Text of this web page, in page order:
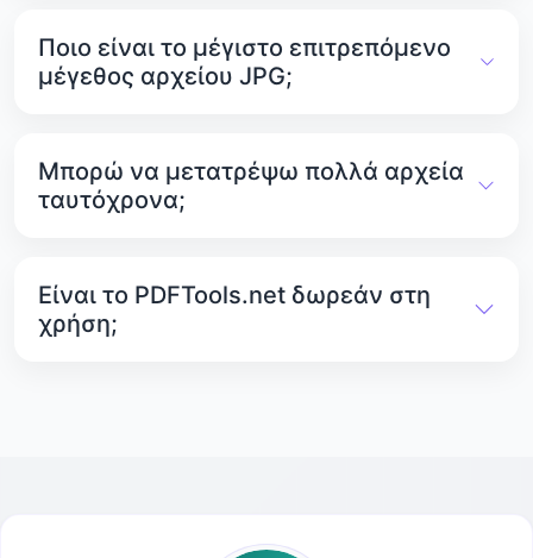
στους διακομιστές του PDFTools.net για 1 ώρα.
Μετά από αυτό, διαγράφονται αυτόματα για να
διατηρούνται τα δεδομένα σας απόρρητα.
Ποιο είναι το μέγιστο επιτρεπόμενο
μέγεθος αρχείου JPG;
MB. Αρχεία μεγαλύτερα από αυτό δεν μπορούν
να ανεβαστούν ή να μετατραπούν.
Μπορώ να μετατρέψω πολλά αρχεία
ταυτόχρονα;
μετατρέψετε πολλά αρχεία PDF σε εικόνες
ταυτόχρονα χωρίς κανένα πρόβλημα..
Είναι το PDFTools.net δωρεάν στη
χρήση;